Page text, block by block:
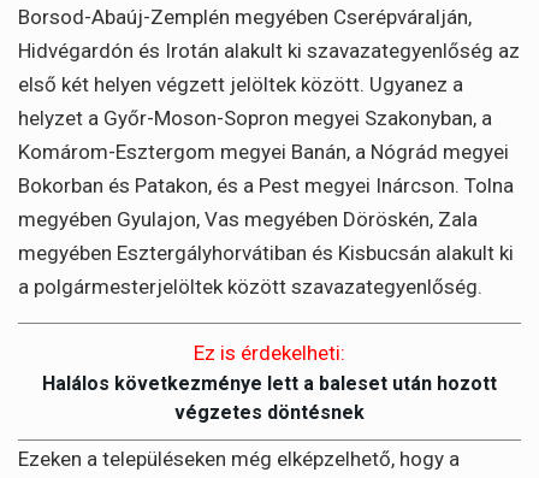
Borsod-Abaúj-Zemplén megyében Cserépváralján,
Hidvégardón és Irotán alakult ki szavazategyenlőség az
első két helyen végzett jelöltek között. Ugyanez a
helyzet a Győr-Moson-Sopron megyei Szakonyban, a
Komárom-Esztergom megyei Banán, a Nógrád megyei
Bokorban és Patakon, és a Pest megyei Inárcson. Tolna
megyében Gyulajon, Vas megyében Döröskén, Zala
megyében Esztergályhorvátiban és Kisbucsán alakult ki
a polgármesterjelöltek között szavazategyenlőség.
Ez is érdekelheti:
Halálos következménye lett a baleset után hozott
végzetes döntésnek
Ezeken a településeken még elképzelhető, hogy a